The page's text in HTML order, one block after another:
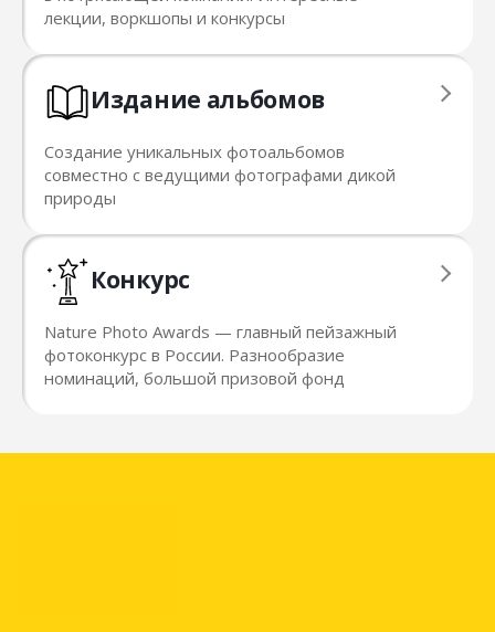
лекции, воркшопы и конкурсы
Издание альбомов
Создание уникальных фотоальбомов
совместно с ведущими фотографами дикой
природы
Конкурс
Nature Photo Awards — главный пейзажный
фотоконкурс в России. Разнообразие
номинаций, большой призовой фонд